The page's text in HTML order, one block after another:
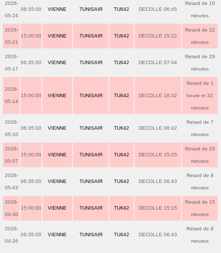
2026-
05-24
06:35:00 VIENNE TUNISAIR TU642 DECOLLE 06:45
Retard de 10
minutes
2026-
05-21
15:00:00 VIENNE TUNISAIR TU642 DECOLLE 15:22
Retard de 22
minutes
2026-
05-17
06:35:00 VIENNE TUNISAIR TU642 DECOLLE 07:04
Retard de 29
minutes
2026-
05-14
15:00:00 VIENNE TUNISAIR TU642 DECOLLE 16:32
Retard de 1
heure et 32
minutes
2026-
05-10
06:35:00 VIENNE TUNISAIR TU642 DECOLLE 06:42
Retard de 7
minutes
2026-
05-07
15:00:00 VIENNE TUNISAIR TU642 DECOLLE 15:25
Retard de 25
minutes
2026-
05-03
06:35:00 VIENNE TUNISAIR TU642 DECOLLE 06:43
Retard de 8
minutes
2026-
04-30
15:00:00 VIENNE TUNISAIR TU642 DECOLLE 15:15
Retard de 15
minutes
2026-
04-26
06:35:00 VIENNE TUNISAIR TU642 DECOLLE 06:43
Retard de 8
minutes